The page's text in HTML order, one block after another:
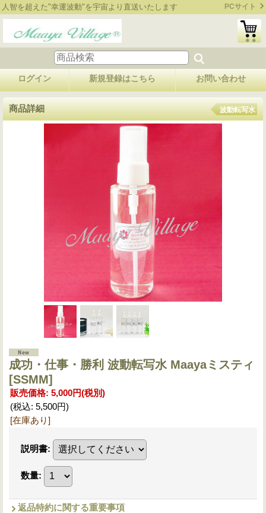
人智を超えた"幸運波動"を宇宙より直送いたします PCサイト
ログイン 新規登録はこちら お問い合わせ
商品詳細 波動転写水
成功・仕事・勝利 波動転写水 Maayaミスティ
[SSMM]
販売価格: 5,000円(税別)
(税込: 5,500円)
[在庫あり]
説明書:
数量:
返品特約に関する重要事項